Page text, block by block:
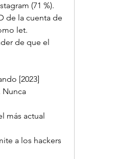
(71 %).
de la cuenta de
let.
de que el
[2023]
más actual
a los hackers